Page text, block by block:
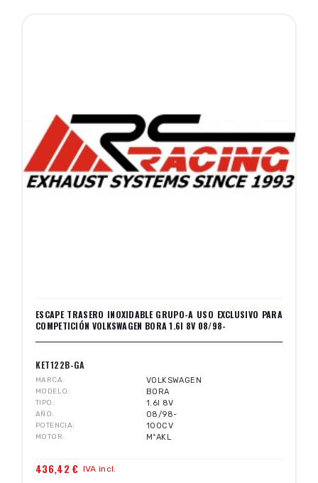
ESCAPE TRASERO INOXIDABLE GRUPO-A USO EXCLUSIVO PARA
COMPETICIÓN VOLKSWAGEN BORA 1.6I 8V 08/98-
KET122B-GA
MARCA VOLKSWAGEN
MODELO BORA
TIPO 1.6I 8V
AÑO 08/98-
POTENCIA 100CV
MOTOR MºAKL
436,42 € IVA incl.